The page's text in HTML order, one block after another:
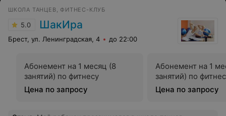
больше 4кг, выше только блины 5-10-15, но
скорректировали с тренерами программу и заменили
некоторые упражнения работой с собственным весом
и тренажерами. Получается отлично)
ШКОЛА ТАНЦЕВ, ФИТНЕС-КЛУБ
5.0 ШакИра
Брест, ул. Ленинградская, 4 до 22:00
Абонемент на 1 месяц (8
занятий) по фитнесу
Цена по запросу
Абонемент на 1
занятий) по
Цена по запросу